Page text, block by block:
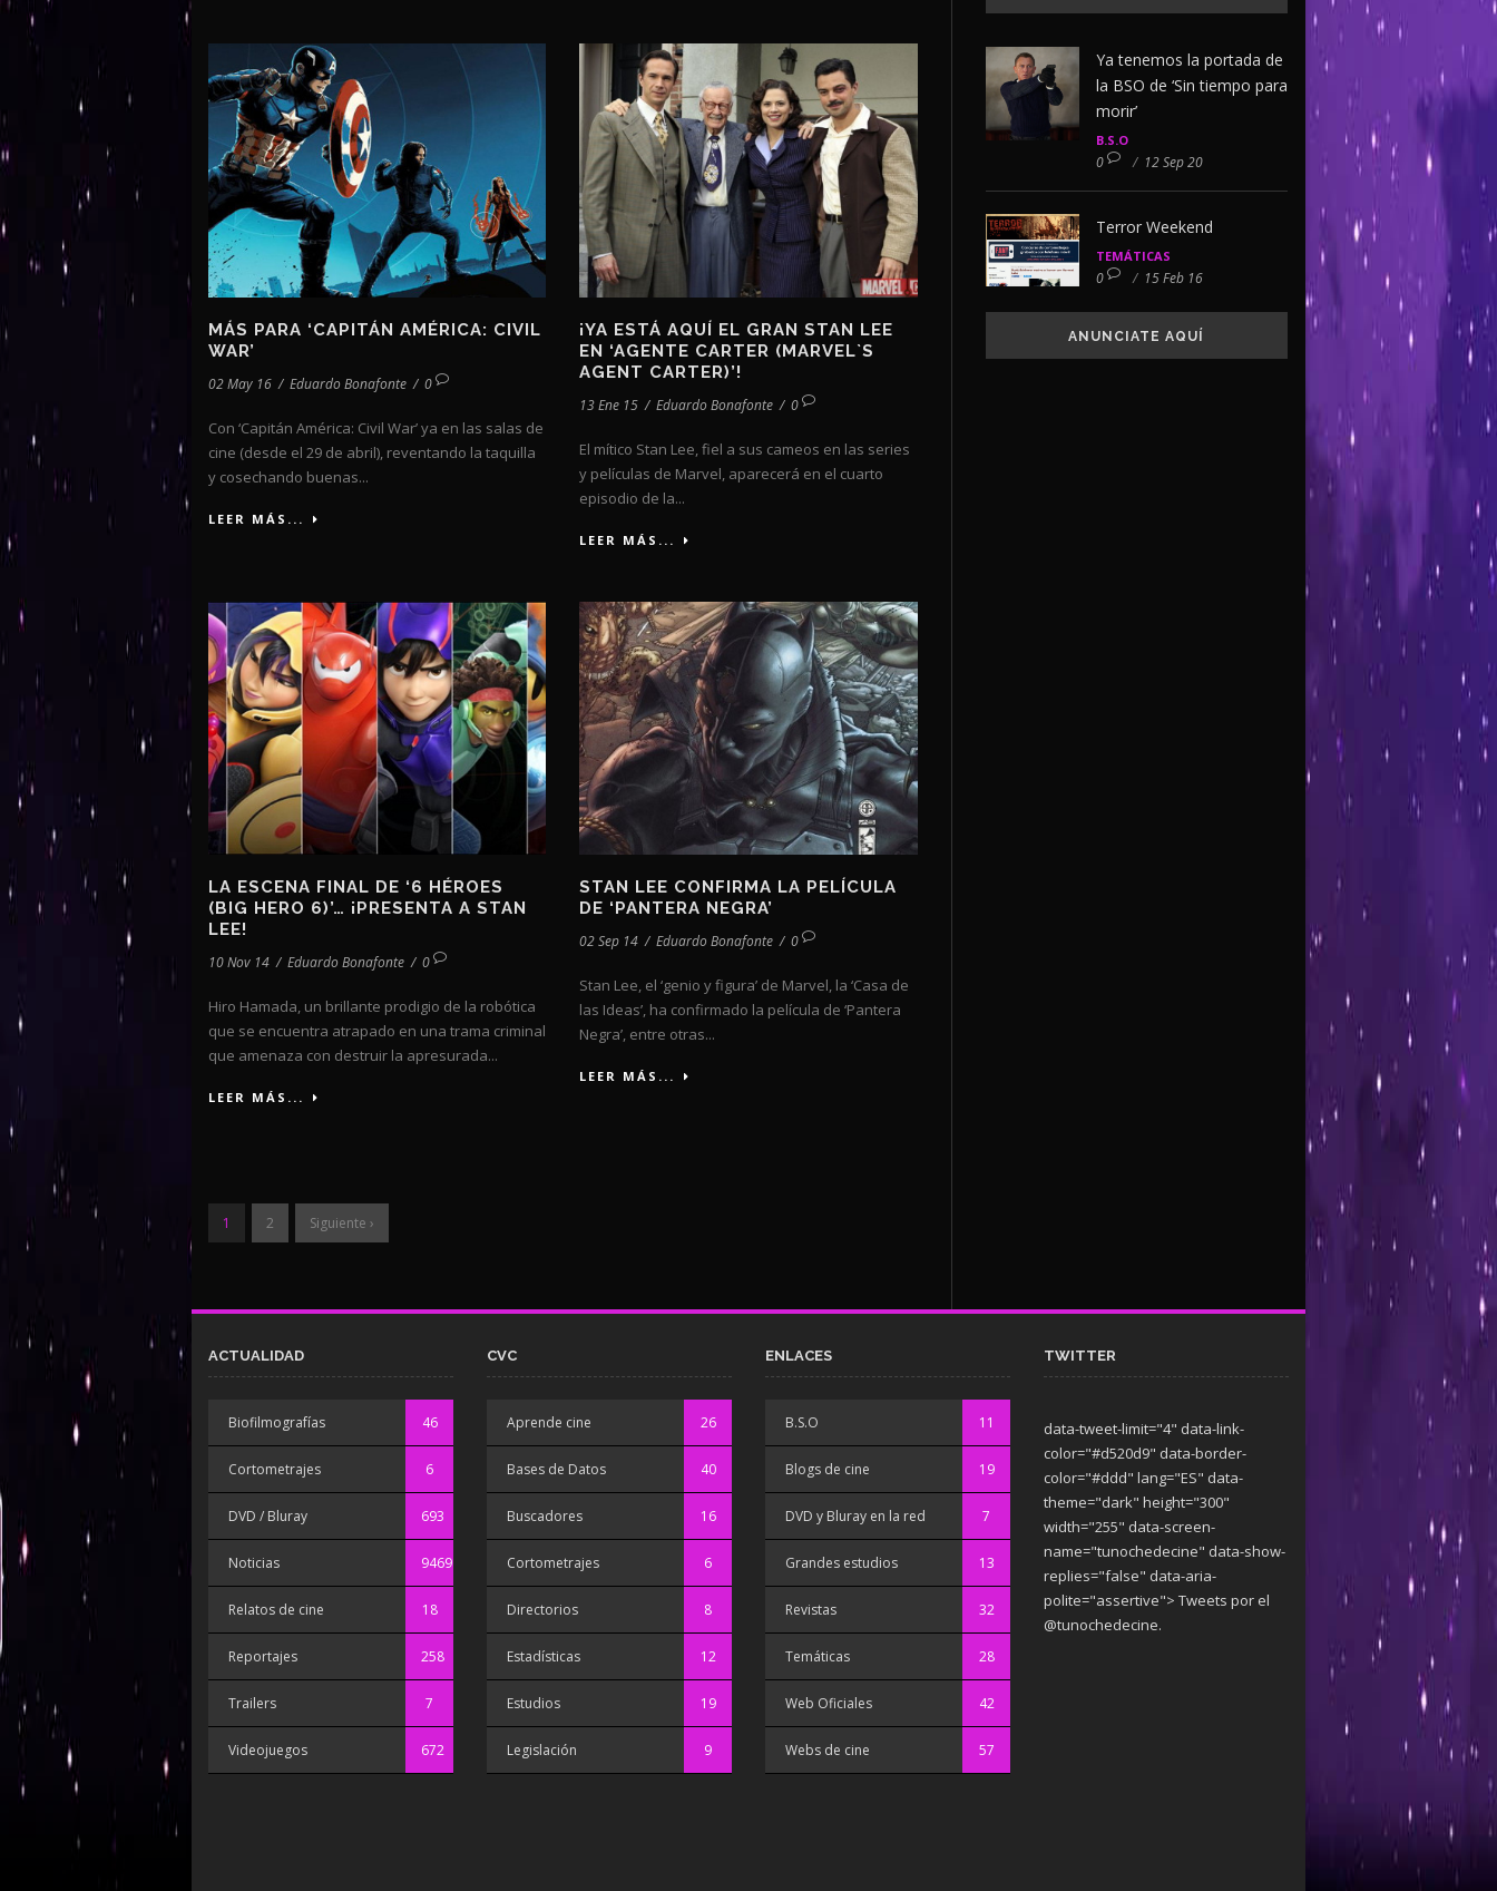
MÁS PARA ‘CAPITÁN AMÉRICA: CIVIL
WAR’
02 May 16 / Eduardo Bonafonte / 0
Con ‘Capitán América: Civil War’ ya en las salas de
cine (desde el 29 de abril), reventando la taquilla
y cosechando buenas...
LEER MÁS...
¡YA ESTÁ AQUÍ EL GRAN STAN LEE
EN ‘AGENTE CARTER (MARVEL`S
AGENT CARTER)’!
13 Ene 15 / Eduardo Bonafonte / 0
El mítico Stan Lee, fiel a sus cameos en las series
y películas de Marvel, aparecerá en el cuarto
episodio de la...
LEER MÁS...
LA ESCENA FINAL DE ‘6 HÉROES
(BIG HERO 6)’… ¡PRESENTA A STAN
LEE!
10 Nov 14 / Eduardo Bonafonte / 0
Hiro Hamada, un brillante prodigio de la robótica
que se encuentra atrapado en una trama criminal
que amenaza con destruir la apresurada...
LEER MÁS...
STAN LEE CONFIRMA LA PELÍCULA
DE ‘PANTERA NEGRA’
02 Sep 14 / Eduardo Bonafonte / 0
Stan Lee, el ‘genio y figura’ de Marvel, la ‘Casa de
las Ideas’, ha confirmado la película de ‘Pantera
Negra’, entre otras...
LEER MÁS...
1 2 Siguiente ›
Ya tenemos la portada de
la BSO de ‘Sin tiempo para
morir’
B.S.O
0 / 12 Sep 20
Terror Weekend
TEMÁTICAS
0 / 15 Feb 16
ANUNCIATE AQUÍ
ACTUALIDAD
Biofilmografías 46
Cortometrajes 6
DVD / Bluray 693
Noticias 9469
Relatos de cine 18
Reportajes 258
Trailers 7
Videojuegos 672
CVC
Aprende cine 26
Bases de Datos 40
Buscadores 16
Cortometrajes 6
Directorios 8
Estadísticas 12
Estudios 19
Legislación 9
ENLACES
B.S.O 11
Blogs de cine 19
DVD y Bluray en la red 7
Grandes estudios 13
Revistas 32
Temáticas 28
Web Oficiales 42
Webs de cine 57
TWITTER
data-tweet-limit="4" data-link-
color="#d520d9" data-border-
color="#ddd" lang="ES" data-
theme="dark" height="300"
width="255" data-screen-
name="tunochedecine" data-show-
replies="false" data-aria-
polite="assertive"> Tweets por el
@tunochedecine.